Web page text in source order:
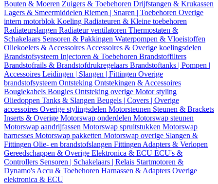
Bouten & Moeren Zuigers & Toebehoren Drijfstangen & Krukassen
Lagers & Smeermiddelen Riemen | Snaren | Toebehoren Overige
intern motorblok Koeling Radiateuren & Kleine toebehoren
Radiateurslangen Radiateur ventilatoren Thermostaten &
Schakelaars Sensoren & Pakkingen Waterpompen & Vloeistoffen
Oliekoelers & Accessoires Accessoires & Overige koelingsdelen
Brandstofsysteem Injectoren & Toebehoren Brandstoffilters
Brandstofrails & Brandstofdrukregelaars Brandstoftanks | Pompen |
Accessoires Leidingen | Slangen | Fittingen Overige
brandstofsysteem Ontsteking Ontstekingen & Accessoires
Bougiekabels Bougies Ontsteking overige Motor styling
Oliedoppen Tanks & Slangen Beugels | Covers | Overige
accessoires Overige stylingsdelen Motorsteunen Steunen & Brackets
Inserts & Overige Motorswap onderdelen Motorswap steunen
Motorswap aandrijfassen Motorswap spruitstukken Motorswap
harnesses Motorswap pakketten Motorswap overige Slangen &
Fittingen Olie- en brandstofslangen Fittingen Adapters & Verlopen
Gereedschappen & Overige Elektronica & ECU ECU's &
Controllers Sensoren | Schakelaars | Relais Startmotoren &
Dynamo's Accu & Toebehoren Harnassen & Adapters Overige
elektronica & ECU